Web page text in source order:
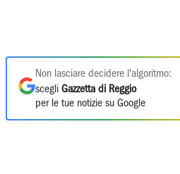
Non lasciare decidere l'algoritmo:
scegli Gazzetta di Reggio
per le tue notizie su Google